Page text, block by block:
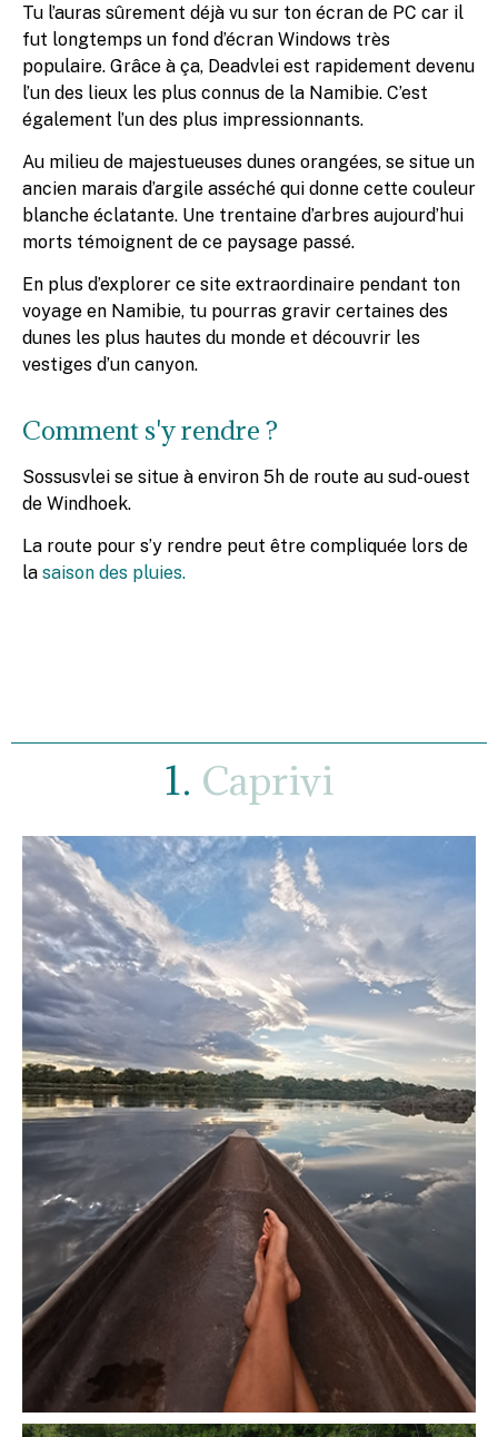
Tu l’auras sûrement déjà vu sur ton écran de PC car il
fut longtemps un fond d’écran Windows très
populaire. Grâce à ça, Deadvlei est rapidement devenu
l’un des lieux les plus connus de la Namibie. C’est
également l’un des plus impressionnants.
Au milieu de majestueuses dunes orangées, se situe un
ancien marais d’argile asséché qui donne cette couleur
blanche éclatante. Une trentaine d’arbres aujourd’hui
morts témoignent de ce paysage passé.
En plus d’explorer ce site extraordinaire pendant ton
voyage en Namibie, tu pourras gravir certaines des
dunes les plus hautes du monde et découvrir les
vestiges d’un canyon.
Comment s'y rendre ?
Sossusvlei se situe à environ 5h de route au sud-ouest
de Windhoek.
La route pour s’y rendre peut être compliquée lors de
la saison des pluies.
1. Caprivi